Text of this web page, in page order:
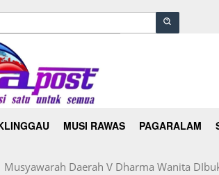
MUSI RAWAS PAGARALAM
Musyawarah Daerah V Dharma Wanita